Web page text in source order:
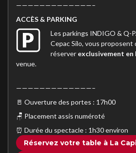
—————————————–
ACCÈS & PARKING
Les parkings INDIGO & Q-
Cepac Silo, vous proposent
réserver exclusivement en
venue.
—————————————–
🚪 Ouverture des portes : 17h00
🪑 Placement assis numéroté
⏰ Durée du spectacle : 1h30 environ
Réservez votre table à La